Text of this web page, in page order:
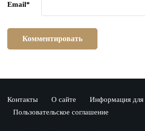
Email*
Контакты О сайте
Информация для
Пользовательское соглашение